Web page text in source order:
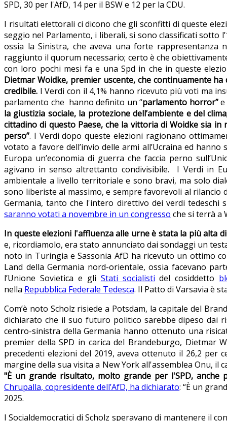
SPD, 30 per l'AfD, 14 per il BSW e 12 per la CDU.
I risultati elettorali ci dicono che gli sconfitti di queste
seggio nel Parlamento, i liberali, si sono classificati sotto
ossia la Sinistra, che aveva una forte rappresentanza
raggiunto il quorum necessario; certo è che
con loro pochi mesi fa e una Spd in che in queste
Dietmar Woidke, premier uscente, che continuamente
credibile. I Verdi con il 4,1% hanno ricevuto più voti ma
parlamento che hanno definito un “parlamento horror”e
la giustizia sociale, la protezione dell’ambiente e del
cittadino di questo Paese, che la vittoria di Woidke sia
perso”. I Verdi dopo queste elezioni ragionano
votato a favore dell’invio delle armi all’Ucraina ed
Europa un’economia di guerra che faccia perno
agivano in senso altrettanto condivisibile. I Verdi in
ambientale a livello territoriale e sono bravi, ma solo
sono liberiste al massimo, e sempre favorevoli al
Germania, tanto che l'intero direttivo dei verdi tedeschi
saranno votati a novembre in un congresso che si terrà a
In queste elezioni l'affluenza alle urne è stata la più alta
e, ricordiamolo, era stato annunciato dai sondaggi un
noto in Turingia e Sassonia AfD ha ricevuto un ottimo
Land della Germania nord-orientale, ossia facevano
l’Unione Sovietica e gli Stati socialisti del cosiddetto
nella Repubblica Federale Tedesca. Il Patto di Varsavia è
Com’è noto Scholz risiede a Potsdam, la capitale del
dichiarato che il suo futuro politico sarebbe dipeso dai
centro-sinistra della Germania hanno ottenuto una
premier della SPD in carica del Brandeburgo, Dietmar
precedenti elezioni del 2019, aveva ottenuto il 26,2
margine della sua visita a New York all'assemblea Onu,
"È un grande risultato, molto grande per l'SPD, anche
Chrupalla, copresidente dell’AfD, ha dichiarato: “È un
2025.
I Socialdemocratici di Scholz speravano di mantenere il